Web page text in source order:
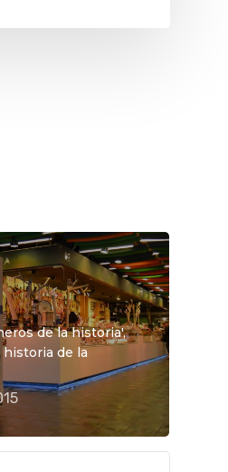
de la historia',
de la